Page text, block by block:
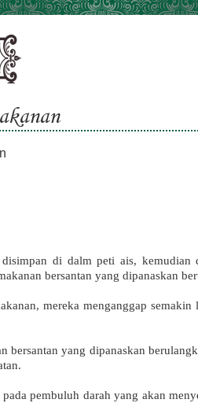
di dalm peti ais, kemudian
bersantan yang dipanaskan
mereka menganggap semakin
bersantan yang dipanaskan
pembuluh darah yang akan